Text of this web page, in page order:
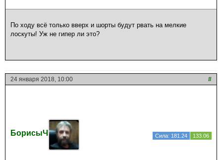
По ходу всё только вверх и шорты будут рвать на мелкие
лоскуты! Уж не гипер ли это?
24 января 2018, 10:00 #
БорисыЧ Сила: 181.24 133.06